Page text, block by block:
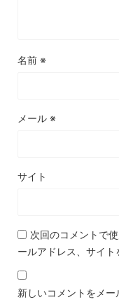
名前 ※
メール ※
サイト
次回のコメントで
ールアドレス、サイト
新しいコメントをメー